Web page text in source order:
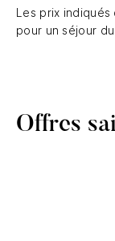
Les prix
pour un séjour du
Offres